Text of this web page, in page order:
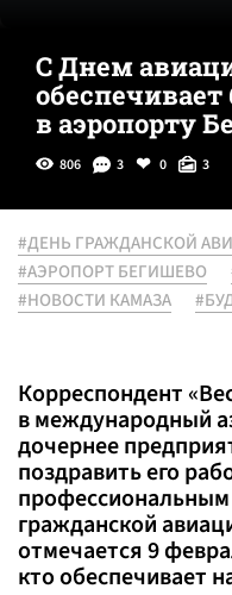
С Днем
в аэропорту
806 3 0 3
#ДЕНЬ ГРАЖДАНСКОЙ
#АЭРОПОРТ БЕГИШЕВО
#НОВОСТИ КАМАЗА
Корреспондент
в международный
дочернее
поздравить его
гражданской
отмечается 9
кто обеспечивает